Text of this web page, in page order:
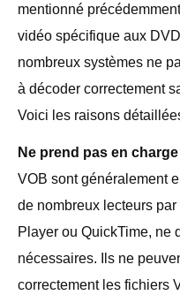
mentionné
vidéo spécifique aux
nombreux systèmes ne
à décoder correctement
Voici les raisons
Ne prend pas en
VOB sont généralement
de nombreux lecteurs
Player ou QuickTime, ne
nécessaires. Ils ne
correctement les fichiers